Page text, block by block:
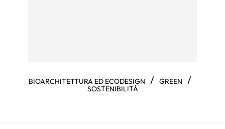
BIOARCHITETTURA ED ECODESIGN / GREEN /
SOSTENIBILITÀ